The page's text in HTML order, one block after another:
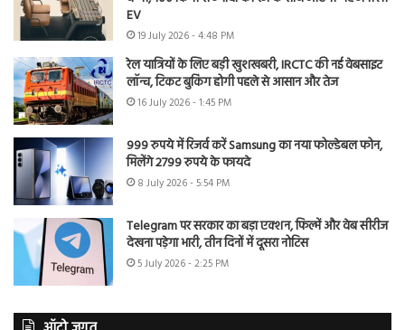
EV
19 July 2026 - 4:48 PM
रेल यात्रियों के लिए बड़ी खुशखबरी, IRCTC की नई वेबसाइट
लॉन्च, टिकट बुकिंग होगी पहले से आसान और तेज
16 July 2026 - 1:45 PM
999 रुपये में रिजर्व करें Samsung का नया फोल्डेबल फोन,
मिलेंगे 2799 रुपये के फायदे
8 July 2026 - 5:54 PM
Telegram पर सरकार का बड़ा एक्शन, फिल्में और वेब सीरीज
देखना पड़ेगा भारी, तीन दिनों में दूसरा नोटिस
5 July 2026 - 2:25 PM